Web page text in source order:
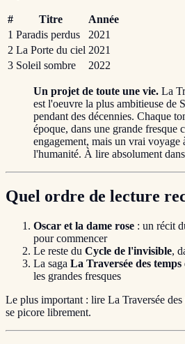
# Titre
Année
1 Paradis perdus
2021
2 La Porte du ciel 2021
3 Soleil sombre 2022
Un projet de toute une vie. La
est l'oeuvre la plus ambitieuse de
pendant des décennies. Chaque
époque, dans une grande fresque
engagement, mais un vrai voyage
l'humanité. À lire absolument
Quel ordre de lecture
Oscar et la dame rose : un récit
pour commencer
Le reste du Cycle de l'invisible,
La saga La Traversée des temps
les grandes fresques
Le plus important : lire La Traversée
se picore librement.